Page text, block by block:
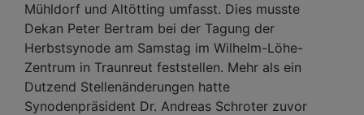
Mühldorf und Altötting umfasst. Dies musste
Dekan Peter Bertram bei der Tagung der
Herbstsynode am Samstag im Wilhelm-Löhe-
Zentrum in Traunreut feststellen. Mehr als ein
Dutzend Stellenänderungen hatte
Synodenpräsident Dr. Andreas Schroter zuvor